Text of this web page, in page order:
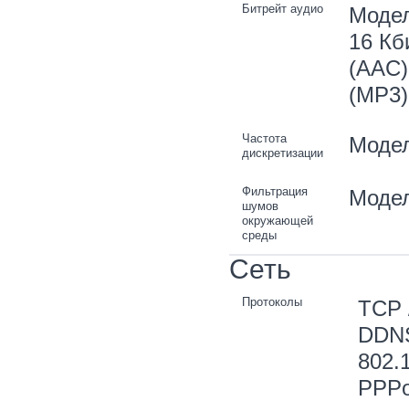
Битрейт аудио
16
(MP3)
Частота
дискретизации
Фильтрация
шумов
окружающей
среды
Сеть
Протоколы
TCP